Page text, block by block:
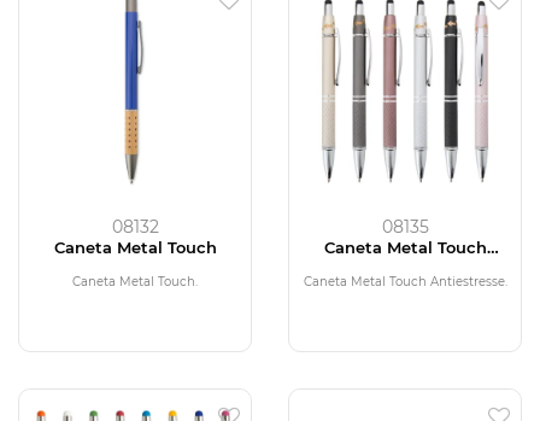
08132
Caneta Metal Touch
Caneta Metal Touch.
08135
Caneta Metal Touch
Caneta Metal Touch Antiestresse.